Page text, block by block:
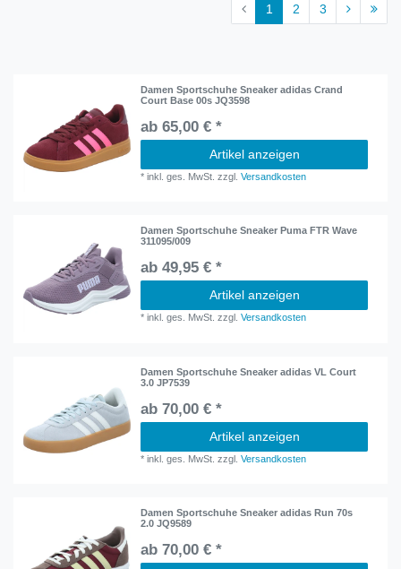
1 2 3
Damen Sportschuhe Sneaker adidas Crand
Court Base 00s JQ3598
ab 65,00 € *
Artikel anzeigen
*inkl. ges. MwSt. zzgl.Versandkosten
Damen Sportschuhe Sneaker Puma FTR Wave
311095/009
ab 49,95 € *
Artikel anzeigen
*inkl. ges. MwSt. zzgl.Versandkosten
Damen Sportschuhe Sneaker adidas VL Court
3.0 JP7539
ab 70,00 € *
Artikel anzeigen
*inkl. ges. MwSt. zzgl.Versandkosten
Damen Sportschuhe Sneaker adidas Run 70s
2.0 JQ9589
ab 70,00 € *